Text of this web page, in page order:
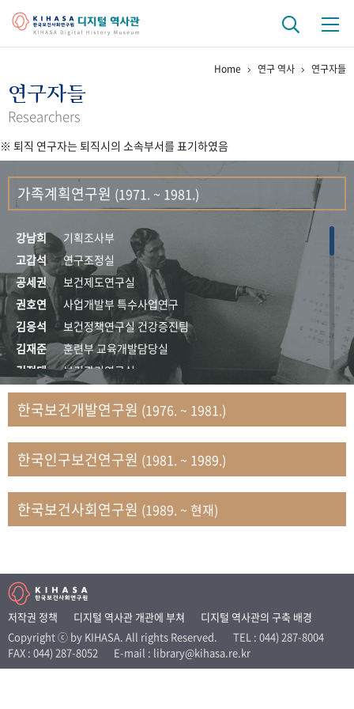
걸어온 길 기관 변천사
연구 역사
정책과 연구 키워드로 보는 연구 역사
연구자들
간행물 변천사
기록물 아카이브
사진 아카이브 문서 기록물 행정박물 영상 기록물
50+1주년 기념
성과 50선 숫자로 보는 50년
세계와 함께 한 KIHASA
VR 역사관
Home 연구 역사 연구자들
연구자들
Researchers
※ 퇴직 연구자는 퇴직시의 소속부서를 표기하였음
가족계획연구원 (1971. ~ 1981.)
강남희
기획조사부
고갑석
연구조정실
공세권
보건제도연구실
권호연
사업개발부 특수사업연구
김응석
보건정책연구실 건강증진팀
김재준
훈련부 교육개발담당실
김정태
보건관리연구실
김지자
연구부 사회개발담당실
김태룡
조사평가부 연구과
문현상
가족복지연구실 인구가족연구팀
박인화
보건정책연구실
박재빈
연구부 인구역학담당실
변종화
보건정책연구실 건강증진팀
송건용
보건정책연구실
송태민
정보통계연구실 빅데이터연구센터
신희설
사업개발부 국제협력연구실
이규식
의료보험연구실
이문기
훈련부
한국보건개발연구원 (1976. ~ 1981.)
한국인구보건연구원 (1981. ~ 1989.)
한국보건사회연구원 (1989. ~ 현재)
저작권 정책 디지털 역사관 개관에 부쳐
디지털 역사관의 구축 배경
Copyright ⓒ by KIHASA. All rights Reserved.
TEL : 044) 287-8004
FAX : 044) 287-8052
E-mail : library@kihasa.re.kr